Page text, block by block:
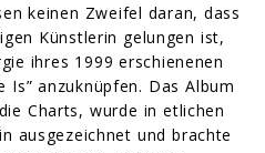
keinen Zweifel daran, dass
Künstlerin gelungen ist,
ihres 1999 erschienenen
Is” anzuknüpfen. Das Album
Charts, wurde in etlichen
ausgezeichnet und brachte